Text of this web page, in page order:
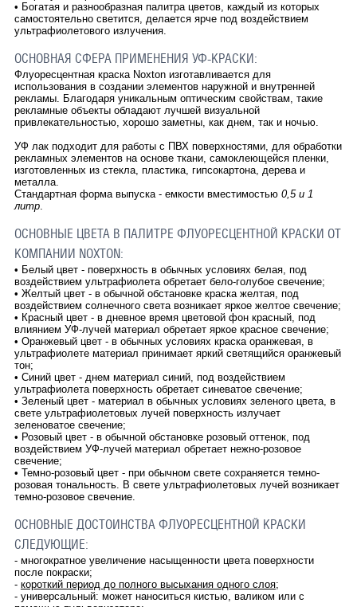
• Богатая и разнообразная палитра цветов, каждый из которых
самостоятельно светится, делается ярче под воздействием
ультрафиолетового излучения.
ОСНОВНАЯ СФЕРА ПРИМЕНЕНИЯ УФ-КРАСКИ:
Флуоресцентная краска Noxton изготавливается для
использования в создании элементов наружной и внутренней
рекламы. Благодаря уникальным оптическим свойствам, такие
рекламные объекты обладают лучшей визуальной
привлекательностью, хорошо заметны, как днем, так и ночью.
УФ лак подходит для работы с ПВХ поверхностями, для обработки
рекламных элементов на основе ткани, самоклеющейся пленки,
изготовленных из стекла, пластика, гипсокартона, дерева и
металла.
Стандартная форма выпуска - емкости вместимостью 0,5 и 1
литр.
ОСНОВНЫЕ ЦВЕТА В ПАЛИТРЕ ФЛУОРЕСЦЕНТНОЙ КРАСКИ ОТ
КОМПАНИИ NOXTON:
• Белый цвет - поверхность в обычных условиях белая, под
воздействием ультрафиолета обретает бело-голубое свечение;
• Желтый цвет - в обычной обстановке краска желтая, под
воздействием солнечного света возникает яркое желтое свечение;
• Красный цвет - в дневное время цветовой фон красный, под
влиянием УФ-лучей материал обретает яркое красное свечение;
• Оранжевый цвет - в обычных условиях краска оранжевая, в
ультрафиолете материал принимает яркий светящийся оранжевый
тон;
• Синий цвет - днем материал синий, под воздействием
ультрафиолета поверхность обретает синеватое свечение;
• Зеленый цвет - материал в обычных условиях зеленого цвета, в
свете ультрафиолетовых лучей поверхность излучает
зеленоватое свечение;
• Розовый цвет - в обычной обстановке розовый оттенок, под
воздействием УФ-лучей материал обретает нежно-розовое
свечение;
• Темно-розовый цвет - при обычном свете сохраняется темно-
розовая тональность. В свете ультрафиолетовых лучей возникает
темно-розовое свечение.
ОСНОВНЫЕ ДОСТОИНСТВА ФЛУОРЕСЦЕНТНОЙ КРАСКИ
СЛЕДУЮЩИЕ:
- многократное увеличение насыщенности цвета поверхности
после покраски;
- короткий период до полного высыхания одного слоя;
- универсальный: может наноситься кистью, валиком или с